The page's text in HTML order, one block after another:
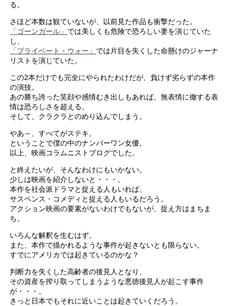
る。
さほど本数は観ていないが、以前見た作品も衝撃だった。
「ゴーンガール」 では美しくも危険で恐ろしい妻を演じていた
し、
「プライベート・ウォー」 では片目を失くした命懸けのジャーナ
リストを演じていた。
この2本だけでも完全にやられたわけだが、負けず劣らずの本作
の演技。
あの勝ち誇った笑顔や感情むき出しもあれば、無表情に徹する表
情は恐ろしさを超える。
そして、クラクラとのめり込んでしまう。
やあ～、すべてがステキ。
ということで僕の中のナンバーワン女優。
以上、映画コラムニストブログでした。
と終えたいが、そんなわけにもいかない。
少しは映画を紹介しないと・・・。
本作を社会派ドラマと捉える人もいれば、
サスペンス・コメディと捉える人もいるだろう。
アクション映画の要素がないわけでもないが、捉え方はまちま
ち。
いろんな解釈を生むはず。
また、本作で描かれるような事件が起きないとも限らない。
すでにアメリカでは起きているのかな？
判断力を失くした高齢者の後見人となり、
その資産を搾り取ってしまうような悪徳後見人が起こす事件
が・・・。
きっと日本でもそれに近いことは起きていくだろう。